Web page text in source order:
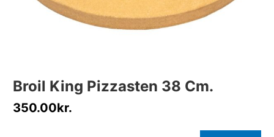
Broil King Pizzasten 38 Cm.
350.00kr.